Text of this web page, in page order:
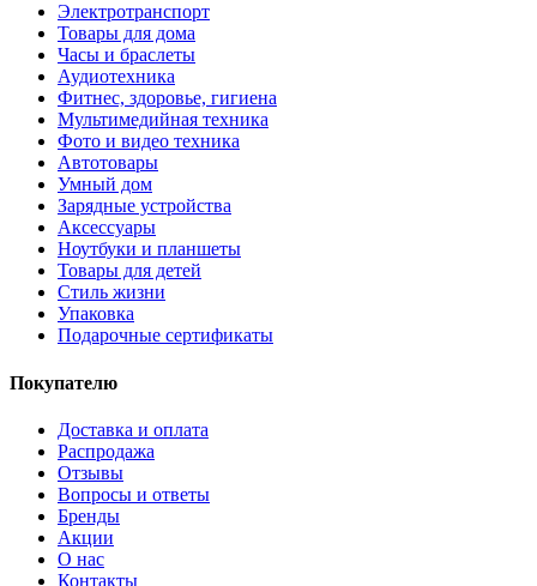
Электротранспорт
Товары для дома
Часы и браслеты
Аудиотехника
Фитнес, здоровье, гигиена
Мультимедийная техника
Фото и видео техника
Автотовары
Умный дом
Зарядные устройства
Аксессуары
Ноутбуки и планшеты
Товары для детей
Стиль жизни
Упаковка
Подарочные сертификаты
Покупателю
Доставка и оплата
Распродажа
Отзывы
Вопросы и ответы
Бренды
Акции
О нас
Контакты